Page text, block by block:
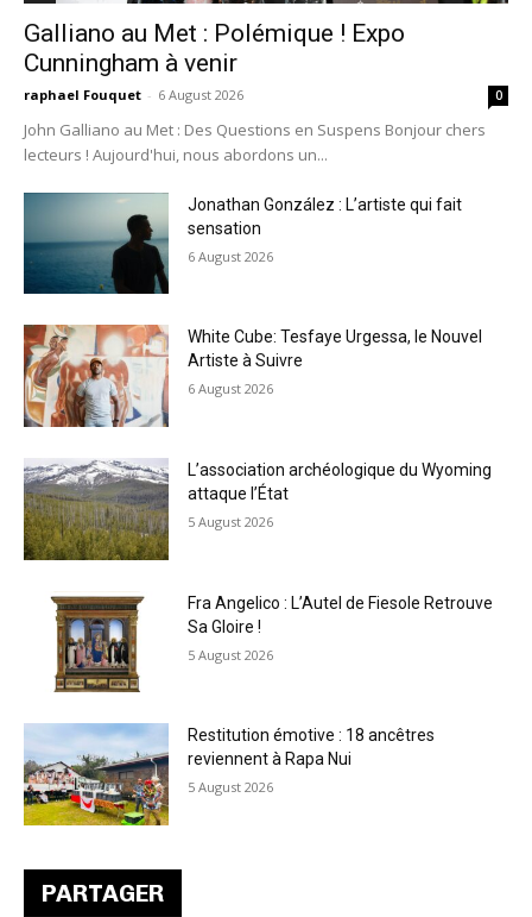
PARTAGER
Galliano au Met : Polémique ! Expo
Cunningham à venir
raphael Fouquet - 6 August 2026 0
John Galliano au Met : Des Questions en Suspens Bonjour chers
lecteurs ! Aujourd'hui, nous abordons un...
Jonathan González : L’artiste qui fait
sensation
6 August 2026
White Cube: Tesfaye Urgessa, le Nouvel
Artiste à Suivre
6 August 2026
L’association archéologique du Wyoming
attaque l’État
5 August 2026
Fra Angelico : L’Autel de Fiesole Retrouve
Sa Gloire !
5 August 2026
Restitution émotive : 18 ancêtres
reviennent à Rapa Nui
5 August 2026